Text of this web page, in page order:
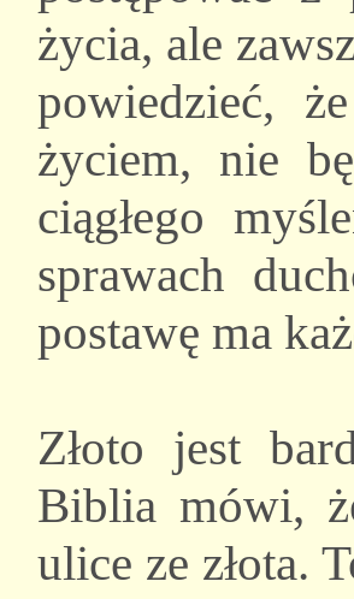
życia, ale
powiedzieć,
życiem, nie
ciągłego
sprawach
postawę ma
Złoto jest
Biblia mówi,
ulice ze złota.